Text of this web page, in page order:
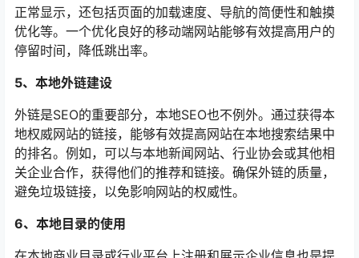
正常显示，还包括页面的加载速度、导航的简便性和触摸
优化等。一个优化良好的移动端网站能够有效提高用户的
停留时间，降低跳出率。
5、本地外链建设
外链是SEO的重要部分，本地SEO也不例外。通过获得本
地权威网站的链接，能够有效提高网站在本地搜索结果中
的排名。例如，可以与本地新闻网站、行业协会或其他相
关企业合作，获得他们的推荐和链接。确保外链的质量，
避免垃圾链接，以免影响网站的权威性。
6、本地目录的使用